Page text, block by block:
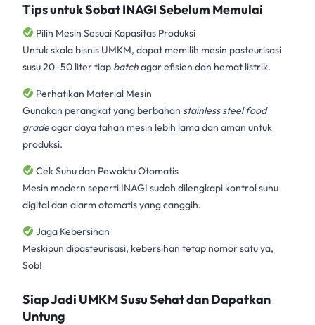
Tips untuk Sobat INAGI Sebelum Memulai
Pilih Mesin Sesuai Kapasitas Produksi
Untuk skala bisnis UMKM, dapat memilih mesin pasteurisasi
susu 20–50 liter tiap batchagar efisien dan hemat listrik.
Perhatikan Material Mesin
Gunakan perangkat yang berbahan stainless steel food
gradeagar daya tahan mesin lebih lama dan aman untuk
produksi.
Cek Suhu dan Pewaktu Otomatis
Mesin modern seperti INAGI sudah dilengkapi kontrol suhu
digital dan alarm otomatis yang canggih.
Jaga Kebersihan
Meskipun dipasteurisasi, kebersihan tetap nomor satu ya,
Sob!
Siap Jadi UMKM Susu Sehat dan Dapatkan
Untung